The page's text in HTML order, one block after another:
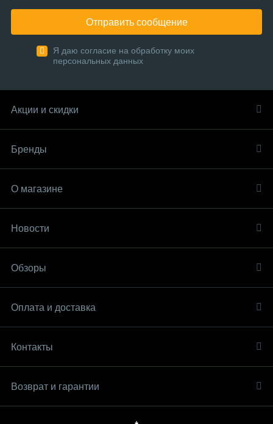
Отправить сообщение
Я даю согласие на обработку моих
персональных данных
Акции и скидки
Бренды
О магазине
Новости
Обзоры
Оплата и доставка
Контакты
Возврат и гарантии